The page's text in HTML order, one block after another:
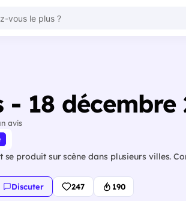
18 décembre
avis
se produit sur scène dans plusieurs villes.
Discuter 247 190